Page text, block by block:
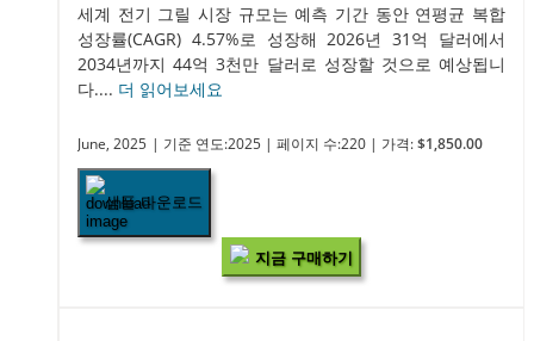
세계 전기 그릴 시장 규모는 예측 기간 동안 연평균 복합
성장률(CAGR) 4.57%로 성장해 2026년 31억 달러에서
2034년까지 44억 3천만 달러로 성장할 것으로 예상됩니
다.... 더 읽어보세요
June, 2025 | 기준 연도:2025 | 페이지 수:220 | 가격: $1,850.00
샘플 다운로드
지금 구매하기